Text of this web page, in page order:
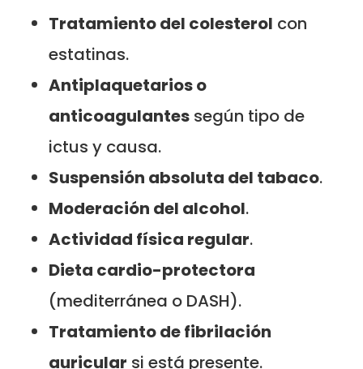
Tratamiento del colesterol con
estatinas.
Antiplaquetarios o
anticoagulantes según tipo de
ictus y causa.
Suspensión absoluta del tabaco.
Moderación del alcohol.
Actividad física regular.
Dieta cardio-protectora
(mediterránea o DASH).
Tratamiento de fibrilación
auricular si está presente.